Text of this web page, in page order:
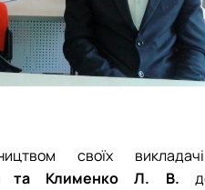
своїх
та Клименко Л. В.